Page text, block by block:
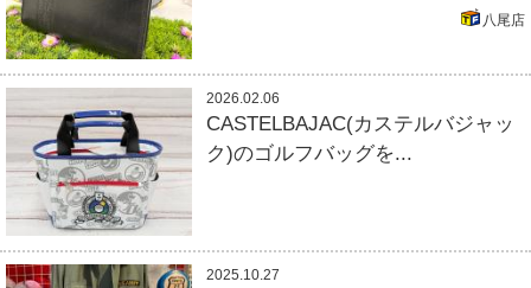
八尾店
2026.02.06
CASTELBAJAC(カステルバジャッ
ク)のゴルフバッグを...
2025.10.27